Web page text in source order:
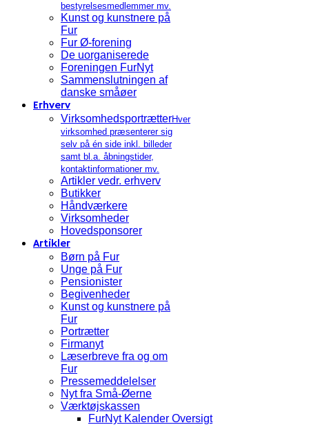
bestyrelsesmedlemmer mv.
Kunst og kunstnere på
Fur
Fur Ø-forening
De uorganiserede
Foreningen FurNyt
Sammenslutningen af
danske småøer
Erhverv
VirksomhedsportrætterHver
virksomhed præsenterer sig
selv på én side inkl. billeder
samt bl.a. åbningstider,
kontaktinformationer mv.
Artikler vedr. erhverv
Butikker
Håndværkere
Virksomheder
Hovedsponsorer
Artikler
Børn på Fur
Unge på Fur
Pensionister
Begivenheder
Kunst og kunstnere på
Fur
Portrætter
Firmanyt
Læserbreve fra og om
Fur
Pressemeddelelser
Nyt fra Små-Øerne
Værktøjskassen
FurNyt Kalender Oversigt